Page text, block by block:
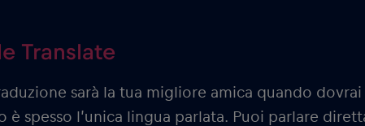
Translate
sarà la tua migliore amica quando
è spesso l’unica lingua parlata. Puoi parlare